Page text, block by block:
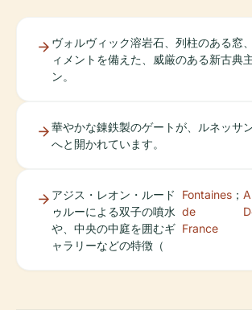
ヴォルヴィック溶岩石、列柱のある窓
ィメントを備えた、威厳のある新古典
ン。
華やかな錬鉄製のゲートが、ルネッサ
へと開かれています。
アジス・レオン・ルード
ゥルーによる双子の噴水
や、中央の中庭を囲むギ
ャラリーなどの特徴（
Fontaines
de
France
；